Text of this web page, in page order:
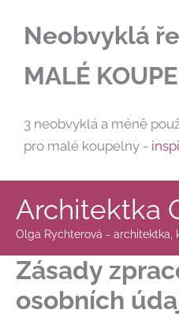
Neobvyklá
MALÉ
3 neobvyklá a méně
pro malé koupelny -
Architektka
Olga Rychterová - architektka,
Zásady
osobních